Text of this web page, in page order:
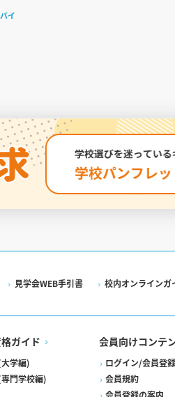
イ
見学会WEB手引書 校内オンラインガ
ガイド
学編)
門学校編)
会員向けコンテ
ログイン/会員登
会員規約